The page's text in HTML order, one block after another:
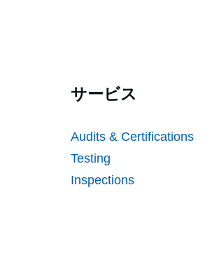
サービス
Audits & Certifications
Testing
Inspections